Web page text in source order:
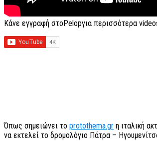
Κάνε εγγραφή στοPelopγια περισσότερα
Όπως σημειώνει το protothema.gr η ιταλική
να εκτελεί το δρομολόγιο Πάτρα –